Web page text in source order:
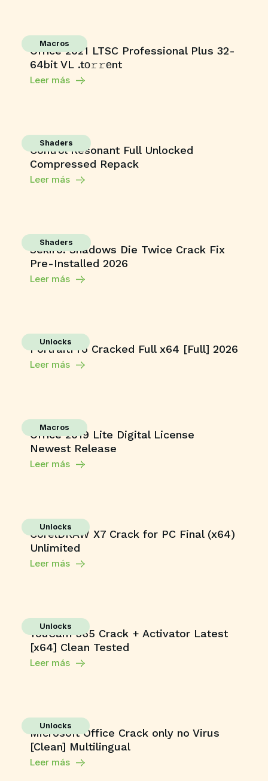
Macros
Office 2021 LTSC Professional Plus 32-
64bit VL .tо𝚛𝚛еnt
Leer más
Shaders
Control Resonant Full Unlocked
Compressed Repack
Leer más
Shaders
Sekiro: Shadows Die Twice Crack Fix
Pre-Installed 2026
Leer más
Unlocks
PortraitPro Cracked Full x64 [Full] 2026
Leer más
Macros
Office 2019 Lite Digital License
Newest Release
Leer más
Unlocks
CorelDRAW X7 Crack for PC Final (x64)
Unlimited
Leer más
Unlocks
YouCam 365 Crack + Activator Latest
[x64] Clean Tested
Leer más
Unlocks
Microsoft Office Crack only no Virus
[Clean] Multilingual
Leer más